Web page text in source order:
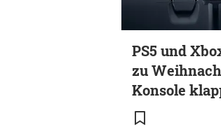
PS5 und
zu
Konsole